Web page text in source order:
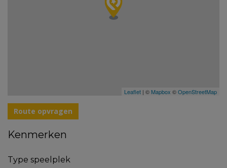
Leaflet | © Mapbox ©OpenStreetMap
Route opvragen
Kenmerken
Type speelplek